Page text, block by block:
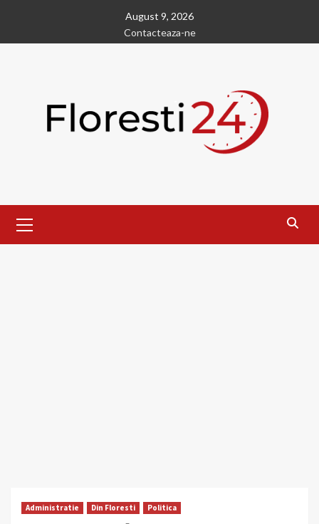
content
August 9, 2026
Contacteaza-ne
Menu
Administratie Din Floresti Politica